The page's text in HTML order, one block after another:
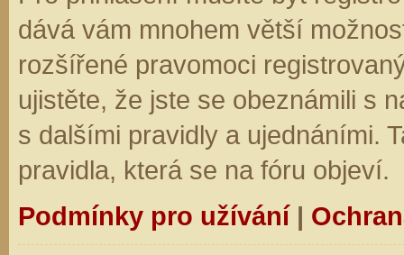
dává vám mnohem větší
rozšířené pravomoci
ujistěte, že jste se obeznámili s
s dalšími pravidly a ujednáními.
pravidla, která se na fóru objeví.
Podmínky pro užívání|